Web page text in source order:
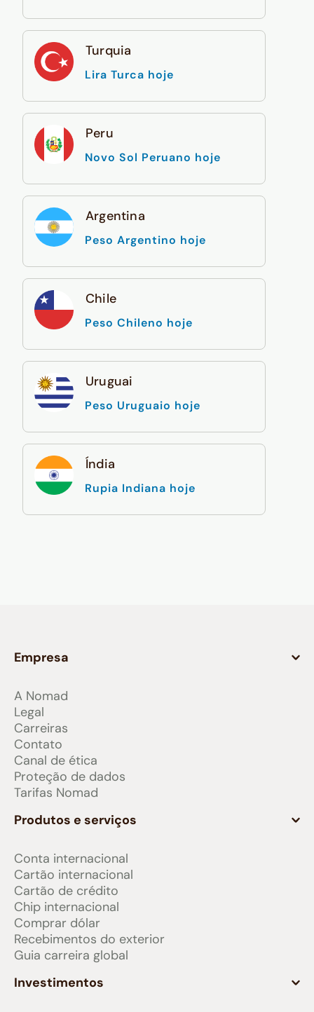
Turquia
Lira Turca hoje
Peru
Novo Sol Peruano hoje
Argentina
Peso Argentino hoje
Chile
Peso Chileno hoje
Uruguai
Peso Uruguaio hoje
Índia
Rupia Indiana hoje
Empresa
A Nomad
Legal
Carreiras
Contato
Canal de ética
Proteção de dados
Tarifas Nomad
Produtos e serviços
Conta internacional
Cartão internacional
Cartão de crédito
Chip internacional
Comprar dólar
Recebimentos do exterior
Guia carreira global
Investimentos